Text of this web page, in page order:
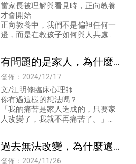
當家長被理解與看見時，正向教養
才會開始
正向教養中，我們不是偏袒任何一
邊，而是在教孩子如何與人共處、
們願意理解你，但不等於放棄
有問題的是家人，為什麼
是我要做諮商？|屏東心理
諮商｜高雄心理諮商｜成
人心理諮商推薦哪一家?
發佈：2024/12/17
文/江明修臨床心理師
你有過這樣的想法嗎？
「我的痛苦是家人造成的，只要家
人改變了，我就不再痛苦了。」心
己，並且發
過去無法改變，為什麼還
要在諮商中談論過去？|屏
發佈：2024/11/26